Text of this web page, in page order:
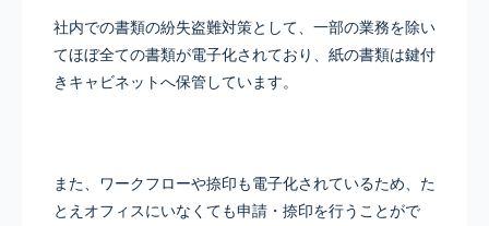
社内での書類の紛失盗難対策として、一部の業務を除い
てほぼ全ての書類が電子化されており、紙の書類は鍵付
きキャビネットへ保管しています。
また、ワークフローや捺印も電子化されているため、た
とえオフィスにいなくても申請・捺印を行うことがで